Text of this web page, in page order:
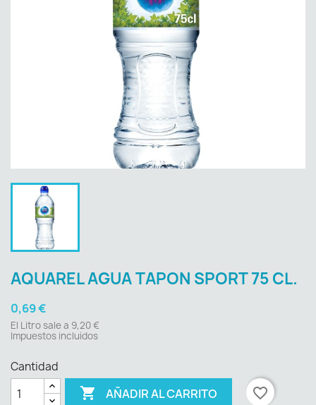
AQUAREL AGUA TAPON SPORT 75 CL.
0,69 €
El Litro sale a 9,20 €
Impuestos incluidos
Cantidad
 AÑADIR AL CARRITO favorite_border